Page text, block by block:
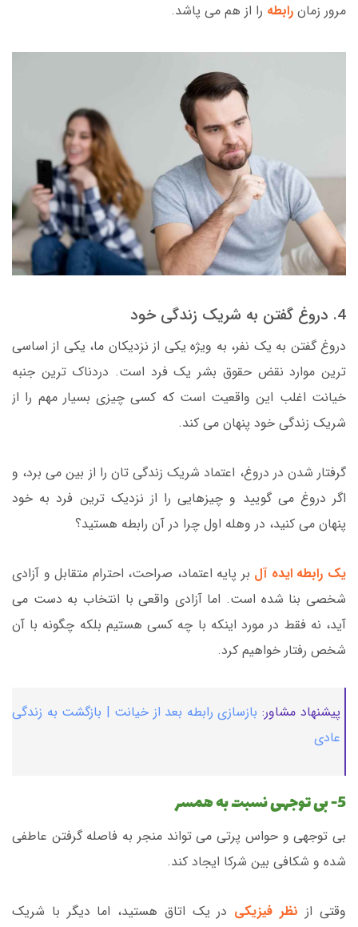
مرور زمان رابطه را از هم می پاشد.
4. دروغ گفتن به شریک زندگی خود
دروغ گفتن به یک نفر، به ویژه یکی از نزدیکان ما، یکی از اساسی
ترین موارد نقض حقوق بشر یک فرد است. دردناک ترین جنبه
خیانت اغلب این واقعیت است که کسی چیزی بسیار مهم را از
شریک زندگی خود پنهان می کند.
گرفتار شدن در دروغ، اعتماد شریک زندگی تان را از بین می برد، و
اگر دروغ می گویید و چیزهایی را از نزدیک ترین فرد به خود
پنهان می کنید، در وهله اول چرا در آن رابطه هستید؟
یک رابطه ایده آل بر پایه اعتماد، صراحت، احترام متقابل و آزادی
شخصی بنا شده است. اما آزادی واقعی با انتخاب به دست می
آید، نه فقط در مورد اینکه با چه کسی هستیم بلکه چگونه با آن
شخص رفتار خواهیم کرد.
پیشنهاد مشاور: بازسازی رابطه بعد از خیانت | بازگشت به زندگی
عادی
5- بی توجهی نسبت به همسر
بی توجهی و حواس پرتی می تواند منجر به فاصله گرفتن عاطفی
شده و شکافی بین شرکا ایجاد کند.
وقتی از نظر فیزیکی در یک اتاق هستید، اما دیگر با شریک